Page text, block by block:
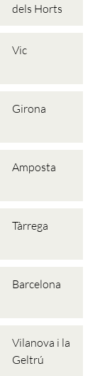
dels Horts
Vic
Girona
Amposta
Tàrrega
Barcelona
Vilanova i la
Geltrú